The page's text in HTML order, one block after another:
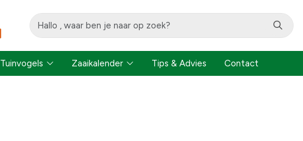
Tuinvogels Zaaikalender Tips & Advies Contact